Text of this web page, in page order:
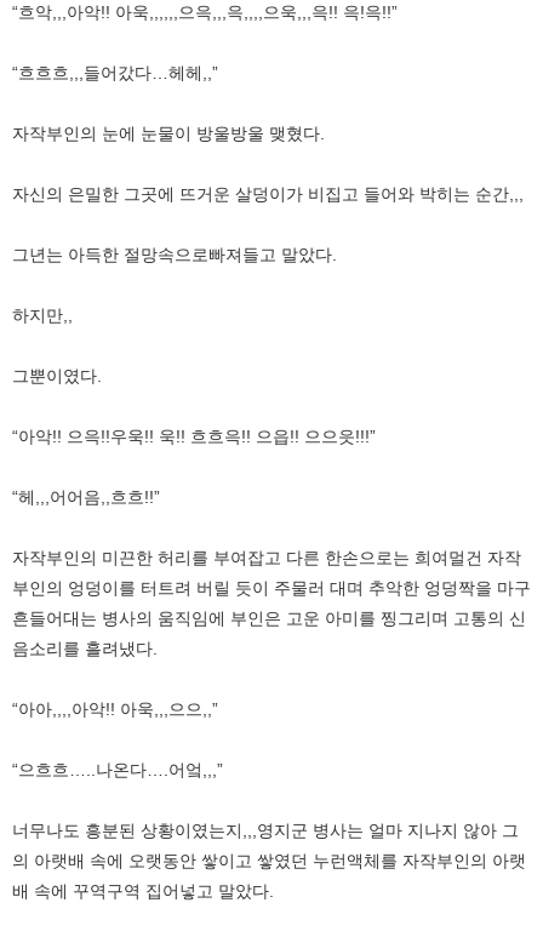
“흐악,,,아악!! 아욱,,,,,,으윽,,,윽,,,,으욱,,,윽!! 윽!윽!!”
“흐흐흐,,,들어갔다…헤헤,,”
자작부인의 눈에 눈물이 방울방울 맺혔다.
자신의 은밀한 그곳에 뜨거운 살덩이가 비집고 들어와 박히는 순간,,,
그년는 아득한 절망속으로빠져들고 말았다.
하지만,,
그뿐이였다.
“아악!! 으윽!!우욱!! 욱!! 흐흐윽!! 으읍!! 으으읏!!!”
“헤,,,어어음,,흐흐!!”
자작부인의 미끈한 허리를 부여잡고 다른 한손으로는 희여멀건 자작
부인의 엉덩이를 터트려 버릴 듯이 주물러 대며 추악한 엉덩짝을 마구
흔들어대는 병사의 움직임에 부인은 고운 아미를 찡그리며 고통의 신
음소리를 흘려냈다.
“아아,,,,아악!! 아욱,,,으으,,”
“으흐흐…..나온다….어엌,,,”
너무나도 흥분된 상황이였는지,,,영지군 병사는 얼마 지나지 않아 그
의 아랫배 속에 오랫동안 쌓이고 쌓였던 누런액체를 자작부인의 아랫
배 속에 꾸역구역 집어넣고 말았다.